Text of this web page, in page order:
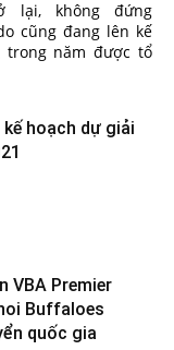
lại, không đứng
cũng đang lên kế
trong năm được tổ
hoạch dự giải
VBA Premier
Buffaloes
quốc gia